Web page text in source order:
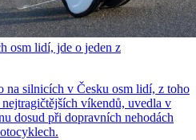
osm lidí, jde o jeden z
na silnicích v Česku osm lidí, z toho
víkendů, uvedla v
dosud při dopravních nehodách